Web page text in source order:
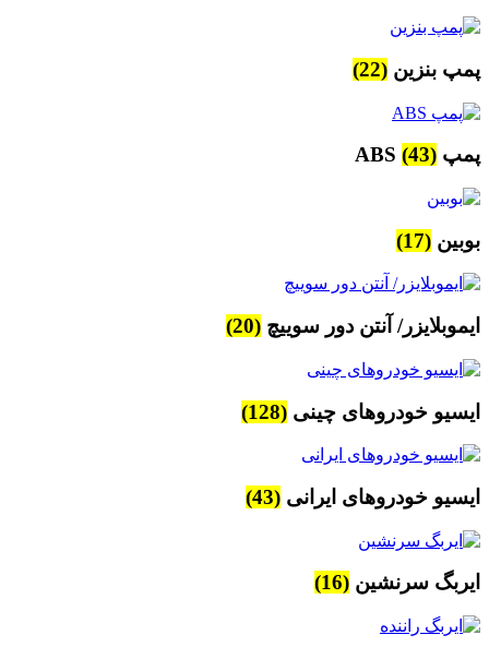
پمپ بنزین (22)
پمپ ABS (43)
بوبین (17)
ایموبلایزر/ آنتن دور سوییچ (20)
ایسیو خودروهای چینی (128)
ایسیو خودروهای ایرانی (43)
ایربگ سرنشین (16)